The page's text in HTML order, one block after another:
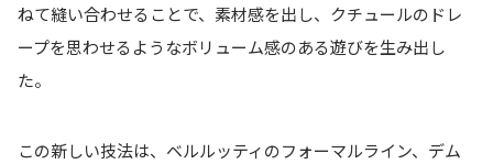
ねて縫い合わせることで、素材感を出し、クチュールのドレ
ープを思わせるようなボリューム感のある遊びを生み出し
た。
この新しい技法は、ベルルッティのフォーマルライン、デム